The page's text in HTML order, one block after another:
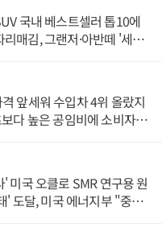
국내 베스트셀러 톱10에
매김, 그랜저·아반떼 '세단
앞세워 수입차 4위 올랐지
다 높은 공임비에 소비자
미국 오클로 SMR 연구용 원
' 도달, 미국 에너지부 "중요